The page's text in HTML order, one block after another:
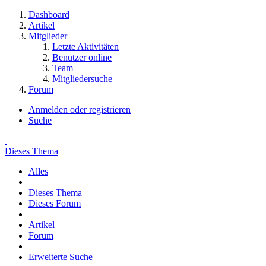
Dashboard
Artikel
Mitglieder
Letzte Aktivitäten
Benutzer online
Team
Mitgliedersuche
Forum
Anmelden oder registrieren
Suche
Dieses Thema
Alles
Dieses Thema
Dieses Forum
Artikel
Forum
Erweiterte Suche